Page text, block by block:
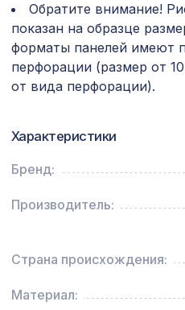
РОМАНИКО, белый
Перфорированная
2800х1250мм,
Перфорированная
Экран для
Prints L5072, 0,91 x
Обратите внимание!
показан на образце
форматы панелей имеют
перфорации (размер от
от вида перфорации).
Характеристики
Бренд:
Производитель:
Страна происхождения:
Материал: